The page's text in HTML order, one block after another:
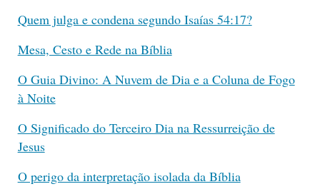
Quem julga e condena segundo Isaías 54:17?
Mesa, Cesto e Rede na Bíblia
O Guia Divino: A Nuvem de Dia e a Coluna de Fogo
à Noite
O Significado do Terceiro Dia na Ressurreição de
Jesus
O perigo da interpretação isolada da Bíblia